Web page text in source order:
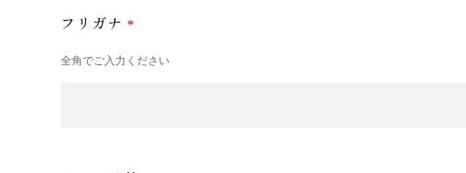
フリガナ
全角でご入力ください